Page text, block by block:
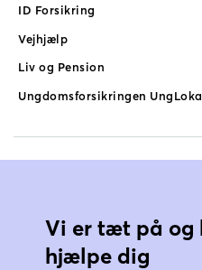
ID Forsikring
Vejhjælp
Liv og Pension
Ungdomsforsikringen
Vi er tæt på
hjælpe dig